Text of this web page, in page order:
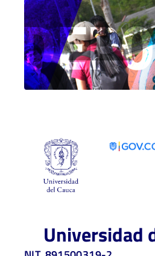
Universidad